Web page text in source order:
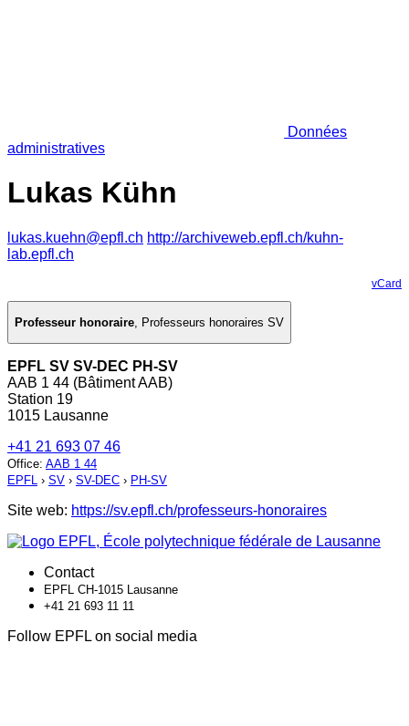
Données
administratives
Lukas Kühn
lukas.kuehn@epfl.ch http://archiveweb.epfl.ch/kuhn-
lab.epfl.ch
vCard
Professeur honoraire, Professeurs honoraires SV
EPFL SV SV-DEC PH-SV
AAB 1 44 (Bâtiment AAB)
Station 19
1015 Lausanne
+41 21 693 07 46
Office: AAB 1 44
EPFL › SV › SV-DEC › PH-SV
Site web: https://sv.epfl.ch/professeurs-honoraires
Contact
EPFL CH-1015 Lausanne
+41 21 693 11 11
Follow EPFL on social media